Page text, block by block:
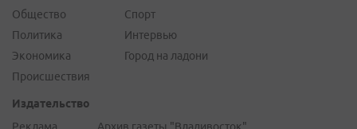
Общество
Политика
Экономика
Происшествия
Спорт
Интервью
Город на ладони
Издательство